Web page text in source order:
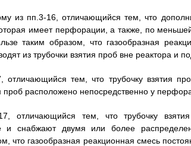
из пп.3-16, отличающийся тем, что
имеет перфорации, а также, по
таким образом, что газообразная
из трубочки взятия проб вне реактора и
тем, что трубочку взятия
проб расположено непосредственно у
отличающийся тем, что трубочку
и снабжают двумя или более
что газообразная реакционная смесь